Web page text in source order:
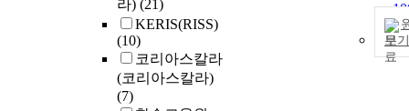
라) (21)
KERIS(RISS)
(10)
코리아스칼라
(코리아스칼라)
(7)
보기